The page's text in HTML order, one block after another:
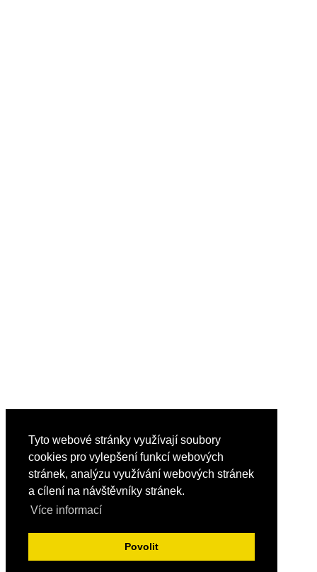
Tyto webové stránky využívají soubory
cookies pro vylepšení funkcí webových
stránek, analýzu využívání webových stránek
a cílení na návštěvníky stránek.
Více informací
Povolit